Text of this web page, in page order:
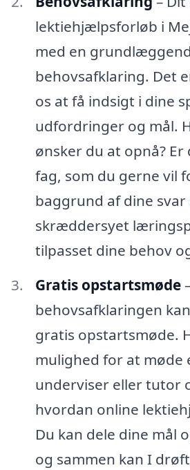
lektiehjælpsforløb i
med en
behovsafklaring. Det
os at få indsigt i dine
udfordringer og mål.
ønsker du at opnå?
fag, som du gerne vil
baggrund af dine svar
skræddersyet
tilpasset dine behov
Gratis opstartsmøde
behovsafklaringen
gratis opstartsmøde.
mulighed for at møde
underviser eller tutor
hvordan online
Du kan dele dine mål
og sammen kan I